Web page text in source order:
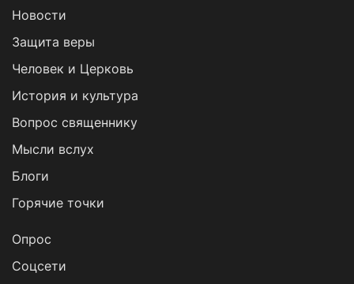
Новости
Защита веры
Человек и Церковь
История и культура
Вопрос священнику
Мысли вслух
Блоги
Горячие точки
Опрос
Cоцсети